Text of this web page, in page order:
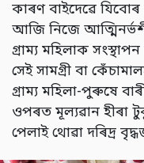
কাৰণ বাইদেৱে যিবোৰ
আজি নিজে
গ্ৰাম্য মহিলাক
সেই সামগ্ৰী বা
গ্ৰাম্য মহিলা-পুৰুষে
ওপৰত মূল্যৱান হীৰা
পেলাই থোৱা দৰিদ্ৰ